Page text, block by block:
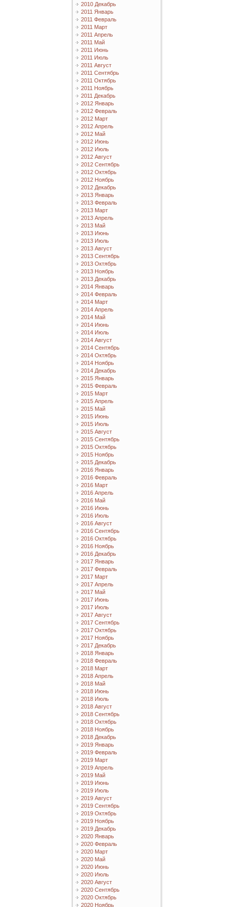
2010 Декабрь
2011 Январь
2011 Февраль
2011 Март
2011 Апрель
2011 Май
2011 Июнь
2011 Июль
2011 Август
2011 Сентябрь
2011 Октябрь
2011 Ноябрь
2011 Декабрь
2012 Январь
2012 Февраль
2012 Март
2012 Апрель
2012 Май
2012 Июнь
2012 Июль
2012 Август
2012 Сентябрь
2012 Октябрь
2012 Ноябрь
2012 Декабрь
2013 Январь
2013 Февраль
2013 Март
2013 Апрель
2013 Май
2013 Июнь
2013 Июль
2013 Август
2013 Сентябрь
2013 Октябрь
2013 Ноябрь
2013 Декабрь
2014 Январь
2014 Февраль
2014 Март
2014 Апрель
2014 Май
2014 Июнь
2014 Июль
2014 Август
2014 Сентябрь
2014 Октябрь
2014 Ноябрь
2014 Декабрь
2015 Январь
2015 Февраль
2015 Март
2015 Апрель
2015 Май
2015 Июнь
2015 Июль
2015 Август
2015 Сентябрь
2015 Октябрь
2015 Ноябрь
2015 Декабрь
2016 Январь
2016 Февраль
2016 Март
2016 Апрель
2016 Май
2016 Июнь
2016 Июль
2016 Август
2016 Сентябрь
2016 Октябрь
2016 Ноябрь
2016 Декабрь
2017 Январь
2017 Февраль
2017 Март
2017 Апрель
2017 Май
2017 Июнь
2017 Июль
2017 Август
2017 Сентябрь
2017 Октябрь
2017 Ноябрь
2017 Декабрь
2018 Январь
2018 Февраль
2018 Март
2018 Апрель
2018 Май
2018 Июнь
2018 Июль
2018 Август
2018 Сентябрь
2018 Октябрь
2018 Ноябрь
2018 Декабрь
2019 Январь
2019 Февраль
2019 Март
2019 Апрель
2019 Май
2019 Июнь
2019 Июль
2019 Август
2019 Сентябрь
2019 Октябрь
2019 Ноябрь
2019 Декабрь
2020 Январь
2020 Февраль
2020 Март
2020 Май
2020 Июнь
2020 Июль
2020 Август
2020 Сентябрь
2020 Октябрь
2020 Ноябрь